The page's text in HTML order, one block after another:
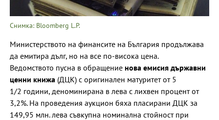
Снимка: Bloomberg L.P.
Министерството на финансите на България продължава
да емитира дълг, но на все по-висока цена.
Ведомството пусна в обращение нова емисия държавни
ценни книжа (ДЦК) с оригинален матуритет от 5
1/2 години, деноминирана в лева с лихвен процент от
3,2%. На проведения аукцион бяха пласирани ДЦК за
149,95 млн. лева съвкупна номинална стойност при